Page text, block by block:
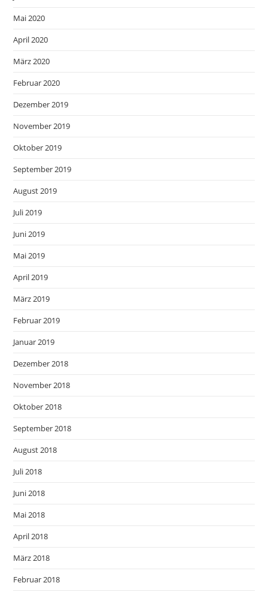
Mai 2020
April 2020
März 2020
Februar 2020
Dezember 2019
November 2019
Oktober 2019
September 2019
August 2019
Juli 2019
Juni 2019
Mai 2019
April 2019
März 2019
Februar 2019
Januar 2019
Dezember 2018
November 2018
Oktober 2018
September 2018
August 2018
Juli 2018
Juni 2018
Mai 2018
April 2018
März 2018
Februar 2018